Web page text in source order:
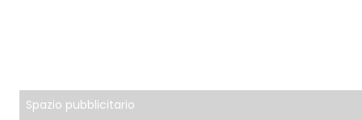
Spazio pubblicitario